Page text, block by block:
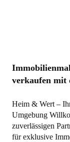
verkaufen mit
Heim & Wert –
Umgebung
zuverlässigen
für exklusive